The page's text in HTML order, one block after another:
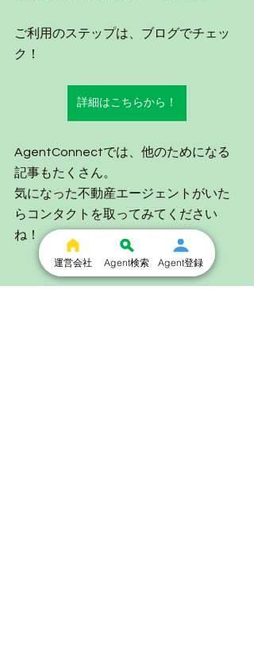
ご利用のステップは、ブログでチェッ
ク！
詳細はこちらから！
AgentConnectでは、他のためになる
記事もたくさん。
気になった不動産エージェントがいた
らコンタクトを取ってみてください
ね！
運営会社 Agent検索 Agent登録